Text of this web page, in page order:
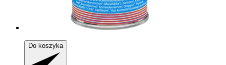
Do koszyka